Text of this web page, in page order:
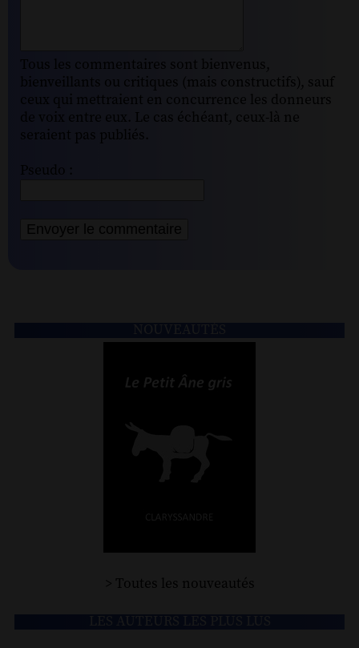
Tous les commentaires sont bienvenus,
bienveillants ou critiques (mais constructifs), sauf
ceux qui mettraient en concurrence les donneurs
de voix entre eux. Le cas échéant, ceux-là ne
seraient pas publiés.
Pseudo :
> Toutes les nouveautés